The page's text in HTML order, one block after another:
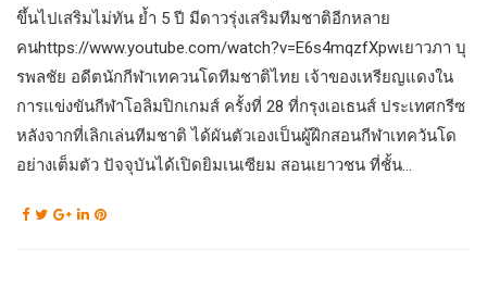
ขึ้นไปเสริมไม่ทัน ย้ำ 5 ปี มีดาวรุ่งเสริมทีมชาติอีกหลาย
คนhttps://www.youtube.com/watch?v=E6s4mqzfXpwเยาวภา บุ
รพลชัย อดีตนักกีฬาเทควนโดทีมชาติไทย เจ้าของเหรียญแดงใน
การแข่งขันกีฬาโอลิมปิกเกมส์ ครั้งที่ 28 ที่กรุงเอเธนส์ ประเทศกรีซ
หลังจากที่เลิกเล่นทีมชาติ ได้ผันตัวเองเป็นผู้ฝึกสอนกีฬาเทควันโด
อย่างเต็มตัว ปัจจุบันได้เปิดยิมเนเซียม สอนเยาวชน ที่ชั้น...